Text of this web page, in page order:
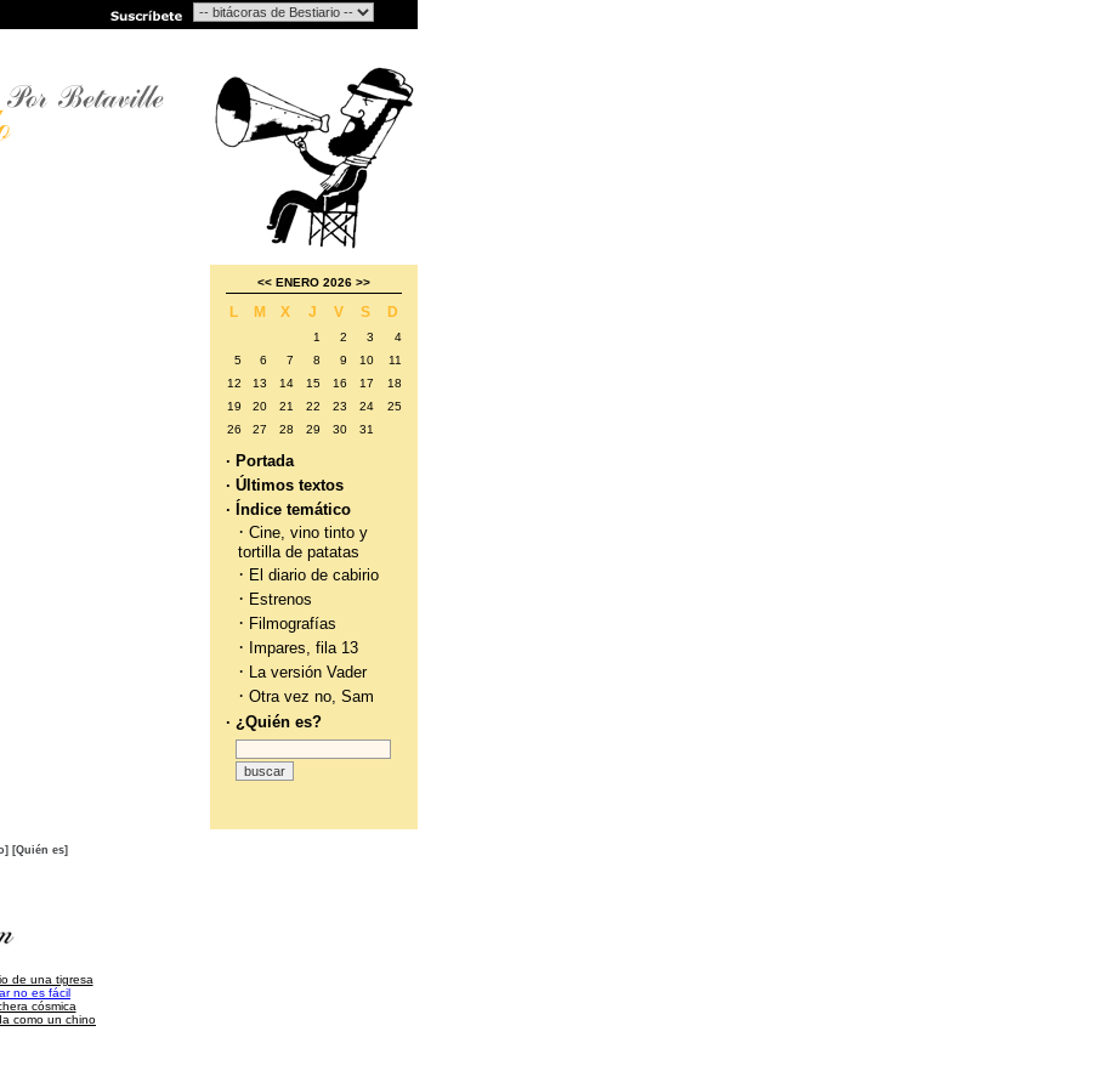
<< ENERO 2026 >>
L M X J V S D
1 2 3
4
5
6 7 8 9 10
11
12
13 14 15 16 17
18
19
20 21 22 23 24
25
26
27 28 29 30 31
· Portada
· Últimos textos
· Índice temático
· Cine, vino tinto y
tortilla de patatas
· El diario de cabirio
· Estrenos
· Filmografías
· Impares, fila 13
· La versión Vader
· Otra vez no, Sam
· ¿Quién es?
[Quién es]
de una tigresa
no es fácil
cósmica
como un chino